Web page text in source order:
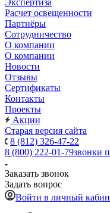
Экспертиза
Расчет освещенности
Партнёры
Cотрудничество
О компании
О компании
Новости
Отзывы
Сертификаты
Контакты
Проекты
Акции
Старая версия сайта
8 (812) 326-47-22
8 (800) 222-01-79звонки
Заказать звонок
Задать вопрос
Войти в личный